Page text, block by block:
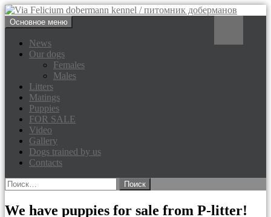
Via Felicium dobermann
kennel / питомник доберманов
Основное меню
к
News
Our dogs
Females
Males
Litters
Matings
Puppies
FOR SALE
Video
Gallery
Dogs trained by us
Contacts
Найти:
We have puppies for sale from P-litter!